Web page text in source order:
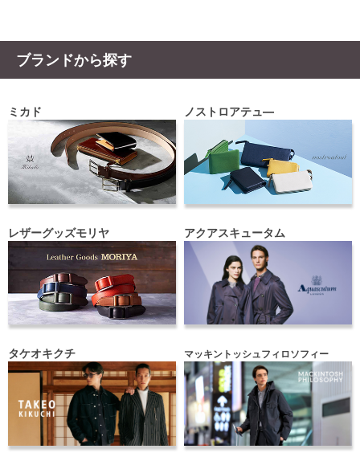
ブランドから探す
ミカド ノストロアテュ―
レザーグッズモリヤ アクアスキュータム
タケオキクチ マッキントッシュフィロソフィー